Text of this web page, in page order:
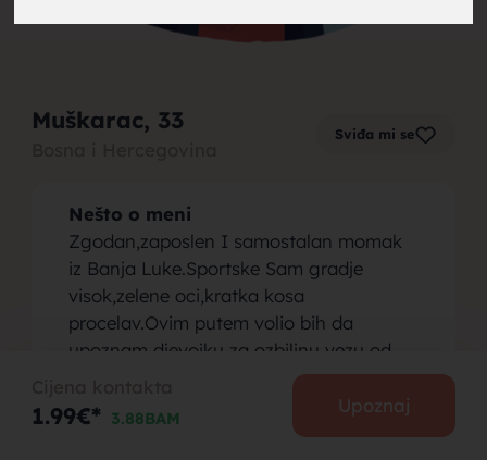
Muškarac, 33 Sviđa mi se
Nešto o meni
Zgodan,zaposlen I samostalan momak
iz Banja Luke.Sportske Sam gradje
visok,zelene oci,kratka kosa
procelav.Ovim putem volio bih da
upoznam djevojku za ozbiljnu vezu od
Osoba koju tražim
Ako postoji normalna zena-djevojka
1.99€* 3.88BAM
Upoznaj
brak,
muskarci
za brak,